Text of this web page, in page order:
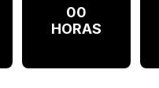
00
HORAS